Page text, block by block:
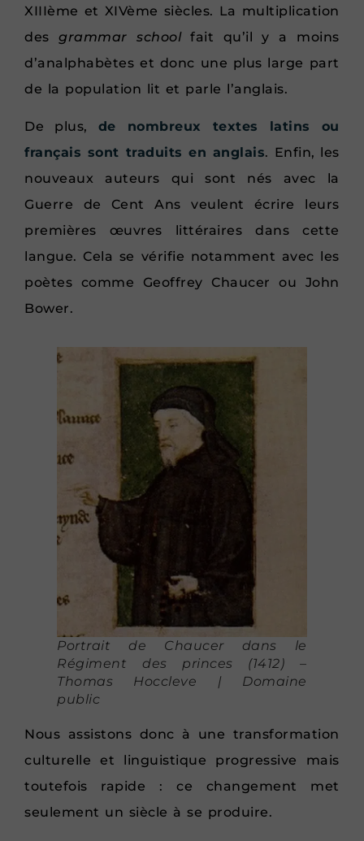
XIIIème et XIVème siècles. La multiplication
desgrammar schoolfait qu’il y a moins
d’analphabètes et donc une plus large part
de la population lit et parle l’anglais.
De plus, de nombreux textes latins ou
français sont traduits en anglais. Enfin, les
nouveaux auteurs qui sont nés avec la
Guerre de Cent Ans veulent écrire leurs
premières œuvres littéraires dans cette
langue. Cela se vérifie notamment avec les
poètes comme Geoffrey Chaucer ou John
Bower.
Portrait de Chaucer dans le
Régiment des princes (1412) –
Thomas Hoccleve | Domaine
public
Nous assistons donc à une transformation
culturelle et linguistique progressive mais
toutefois rapide : ce changement met
seulement un siècle à se produire.